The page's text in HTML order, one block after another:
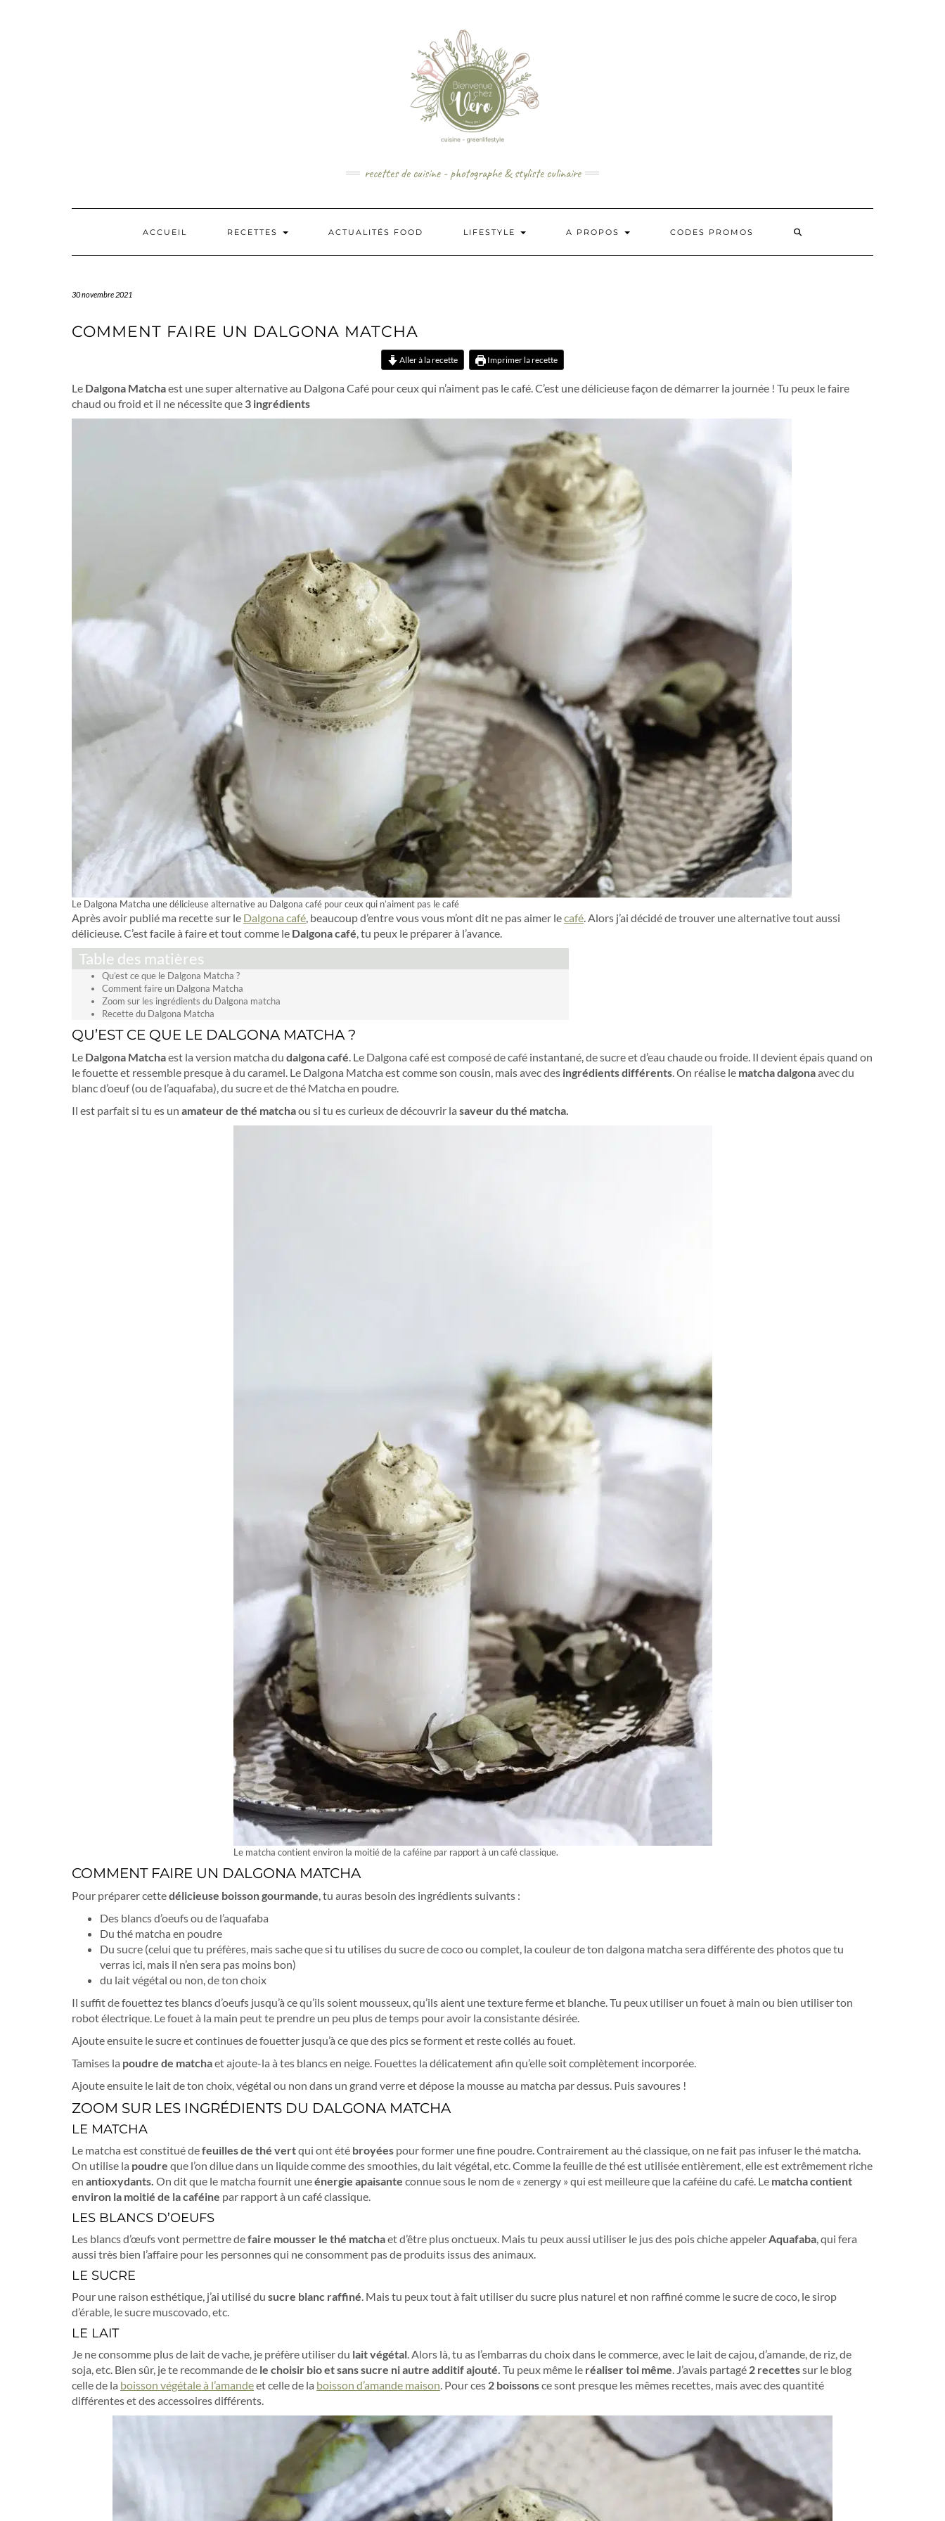
recettes de cuisine - photographe & styliste culinaire
ACCUEIL RECETTES ACTUALITÉS FOOD LIFESTYLE A PROPOS CODES PROMOS
30 novembre 2021
COMMENT FAIRE UN DALGONA MATCHA
Aller à la recette Imprimer la recette
Le Dalgona Matchaest une super alternative au Dalgona Café pour ceux qui n’aiment pas le café. C’est une délicieuse façon de démarrer la journée ! Tu peux le faire
chaud ou froid et il ne nécessite que 3 ingrédients
Le Dalgona Matcha une délicieuse alternative au Dalgona café pour ceux qui n’aiment pas le café
Après avoir publié ma recette sur le Dalgona café , beaucoup d’entre vous vous m’ont dit ne pas aimer lecafé . Alors j’ai décidé de trouver une alternative tout aussi
délicieuse. C’est facile à faire et tout comme le Dalgona café , tu peux le préparer à l’avance.
Table des matières
Qu’est ce que le Dalgona Matcha ?
Comment faire un Dalgona Matcha
Zoom sur les ingrédients du Dalgona matcha
Recette du Dalgona Matcha
QU’EST CE QUE LE DALGONA MATCHA ?
Le Dalgona Matchaest la version matcha du dalgona café . Le Dalgona café est composé de café instantané, de sucre et d’eau chaude ou froide. Il devient épais quand on
le fouette et ressemble presque à du caramel. Le Dalgona Matcha est comme son cousin, mais avec des ingrédients différents . On réalise le matcha dalgonaavec du
blanc d’oeuf (ou de l’aquafaba), du sucre et de thé Matcha en poudre.
Il est parfait si tu es un amateur de thé matchaou si tu es curieux de découvrir la saveur du thé matcha.
Le matcha contient environ la moitié de la caféine par rapport à un café classique.
COMMENT FAIRE UN DALGONA MATCHA
Pour préparer cettedélicieuse boisson gourmande , tu auras besoin des ingrédients suivants :
Des blancs d’oeufs ou de l’aquafaba
Du thé matcha en poudre
Du sucre (celui que tu préfères, mais sache que si tu utilises du sucre de coco ou complet, la couleur de ton dalgona matcha sera différente des photos que tu
verras ici, mais il n’en sera pas moins bon)
du lait végétal ou non, de ton choix
Il suffit de fouettez tes blancs d’oeufs jusqu’à ce qu’ils soient mousseux, qu’ils aient une texture ferme et blanche. Tu peux utiliser un fouet à main ou bien utiliser ton
robot électrique. Le fouet à la main peut te prendre un peu plus de temps pour avoir la consistante désirée.
Ajoute ensuite le sucre et continues de fouetter jusqu’à ce que des pics se forment et reste collés au fouet.
Tamises la poudre de matchaet ajoute-la à tes blancs en neige. Fouettes la délicatement afin qu’elle soit complètement incorporée.
Ajoute ensuite le lait de ton choix, végétal ou non dans un grand verre et dépose la mousse au matcha par dessus. Puis savoures !
ZOOM SUR LES INGRÉDIENTS DU DALGONA MATCHA
LE MATCHA
Le matcha est constitué defeuilles de thé vertqui ont été broyées pour former une fine poudre. Contrairement au thé classique, on ne fait pas infuser le thé matcha.
On utilise la poudre que l’on dilue dans un liquide comme des smoothies, du lait végétal, etc. Comme la feuille de thé est utilisée entièrement, elle est extrêmement riche
en antioxydants. On dit que le matcha fournit uneénergie apaisante connue sous le nom de « zenergy » qui est meilleure que la caféine du café. Le matcha contient
environ la moitié de la caféine par rapport à un café classique.
LES BLANCS D’OEUFS
Les blancs d’œufs vont permettre defaire mousser le thé matchaet d’être plus onctueux. Mais tu peux aussi utiliser le jus des pois chiche appeler Aquafaba , qui fera
aussi très bien l’affaire pour les personnes qui ne consomment pas de produits issus des animaux.
LE SUCRE
Pour une raison esthétique, j’ai utilisé du sucre blanc raffiné . Mais tu peux tout à fait utiliser du sucre plus naturel et non raffiné comme le sucre de coco, le sirop
d’érable, le sucre muscovado, etc.
LE LAIT
Je ne consomme plus de lait de vache, je préfère utiliser du lait végétal . Alors là, tu as l’embarras du choix dans le commerce, avec le lait de cajou, d’amande, de riz, de
soja, etc. Bien sûr, je te recommande de le choisir bio et sans sucre ni autre additif ajouté. Tu peux même le réaliser toi même . J’avais partagé 2 recettessur le blog
celle de la boisson végétale à l’amandeet celle de la boisson d’amande maison . Pour ces 2 boissonsce sont presque les mêmes recettes, mais avec des quantité
différentes et des accessoires différents.